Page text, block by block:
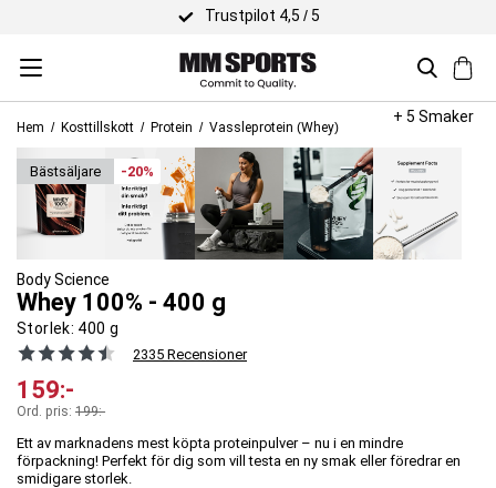
Trustpilot 4,5 / 5
Hem Kosttillskott Protein Vassleprotein (Whey)
+ 5 Smaker
bäst­säljare -20%
Body Science
Whey 100% - 400 g
Storlek: 400 g
2335 Recensioner
159:-
Ord. pris: 199:-
Ett av marknadens mest köpta proteinpulver – nu i en mindre
förpackning! Perfekt för dig som vill testa en ny smak eller föredrar en
smidigare storlek.